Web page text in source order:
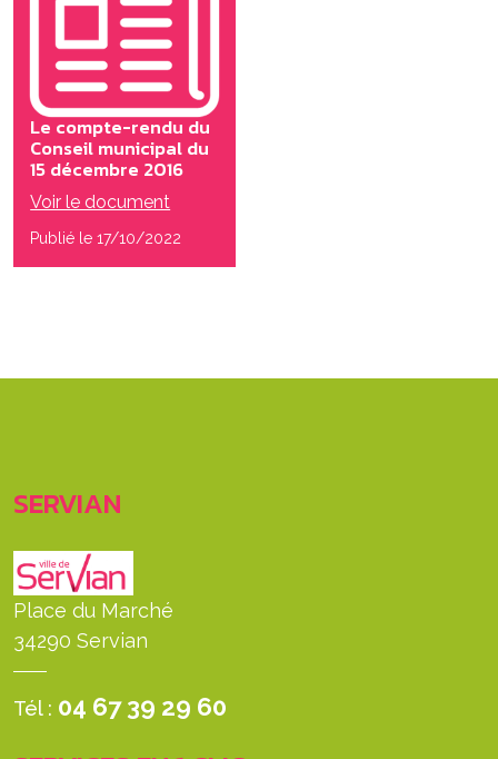
Le compte-rendu du
Conseil municipal du
15 décembre 2016
Voir le document
Publié le 17/10/2022
SERVIAN
Place du Marché
34290 Servian
Tél : 04 67 39 29 60